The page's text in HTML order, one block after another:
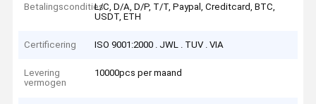
BetalingsconditiesL/C, D/A, D/P, T/T, Paypal, Creditcard, BTC,
USDT, ETH
Certificering ISO 9001:2000 . JWL . TUV . VIA
Levering
vermogen
10000pcs per maand